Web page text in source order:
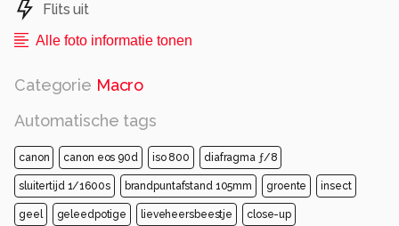
Flits uit
Alle foto informatie tonen
Categorie Macro
Automatische tags
canon canon eos 90d iso 800 diafragma ƒ/8
sluitertijd 1/1600s brandpuntafstand 105mm groente insect
geel geleedpotige lieveheersbeestje close-up